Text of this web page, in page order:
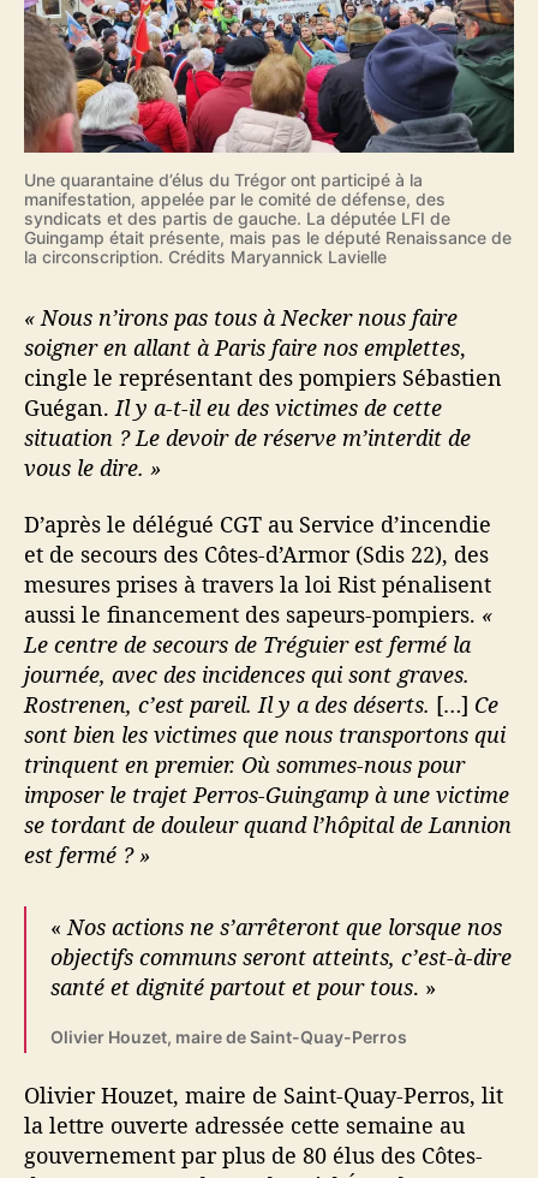
Une quarantaine d’élus du Trégor ont participé à la
manifestation, appelée par le comité de défense, des
syndicats et des partis de gauche. La députée LFI de
Guingamp était présente, mais pas le député Renaissance de
la circonscription. Crédits Maryannick Lavielle
« Nous n’irons pas tous à Necker nous faire
soigner en allant à Paris faire nos emplettes,
cingle le représentant des pompiers Sébastien
Guégan. Il y a-t-il eu des victimes de cette
situation ? Le devoir de réserve m’interdit de
vous le dire. »
D’après le délégué CGT au Service d’incendie
et de secours des Côtes-d’Armor (Sdis 22), des
mesures prises à travers la loi Rist pénalisent
aussi le financement des sapeurs-pompiers. «
Le centre de secours de Tréguier est fermé la
journée, avec des incidences qui sont graves.
Rostrenen, c’est pareil. Il y a des déserts. […] Ce
sont bien les victimes que nous transportons qui
trinquent en premier. Où sommes-nous pour
imposer le trajet Perros-Guingamp à une victime
se tordant de douleur quand l’hôpital de Lannion
est fermé ? »
«Nos actions ne s’arrêteront que lorsque nos
objectifs communs seront atteints, c’est-à-dire
santé et dignité partout et pour tous. »
Olivier Houzet, maire de Saint-Quay-Perros
Olivier Houzet, maire de Saint-Quay-Perros, lit
la lettre ouverte adressée cette semaine au
gouvernement par plus de 80 élus des Côtes-